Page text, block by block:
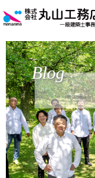
Blog